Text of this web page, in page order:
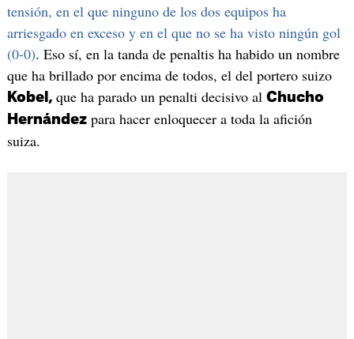
tensión, en el que ninguno de los dos equipos ha
arriesgado en exceso y en el que no se ha visto ningún gol
(0-0). Eso sí, en la tanda de penaltis ha habido un nombre
que ha brillado por encima de todos, el del portero suizo
Kobel, que ha parado un penalti decisivo al Chucho
Hernándezpara hacer enloquecer a toda la afición
suiza.